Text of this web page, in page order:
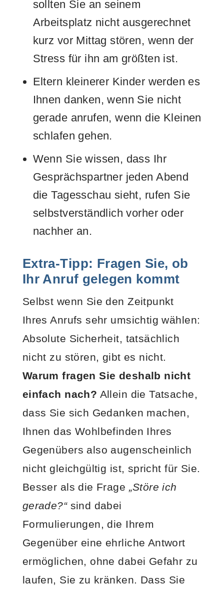
sollten Sie an seinem
Arbeitsplatz nicht ausgerechnet
kurz vor Mittag stören, wenn der
Stress für ihn am größten ist.
Eltern kleinerer Kinder werden es
Ihnen danken, wenn Sie nicht
gerade anrufen, wenn die Kleinen
schlafen gehen.
Wenn Sie wissen, dass Ihr
Gesprächspartner jeden Abend
die Tagesschau sieht, rufen Sie
selbstverständlich vorher oder
nachher an.
Extra-Tipp: Fragen Sie, ob
Ihr Anruf gelegen kommt
Selbst wenn Sie den Zeitpunkt
Ihres Anrufs sehr umsichtig wählen:
Absolute Sicherheit, tatsächlich
nicht zu stören, gibt es nicht.
Warum fragen Sie deshalb nicht
einfach nach? Allein die Tatsache,
dass Sie sich Gedanken machen,
Ihnen das Wohlbefinden Ihres
Gegenübers also augenscheinlich
nicht gleichgültig ist, spricht für Sie.
Besser als die Frage „Störe ich
gerade?“sind dabei
Formulierungen, die Ihrem
Gegenüber eine ehrliche Antwort
ermöglichen, ohne dabei Gefahr zu
laufen, Sie zu kränken. Dass Sie